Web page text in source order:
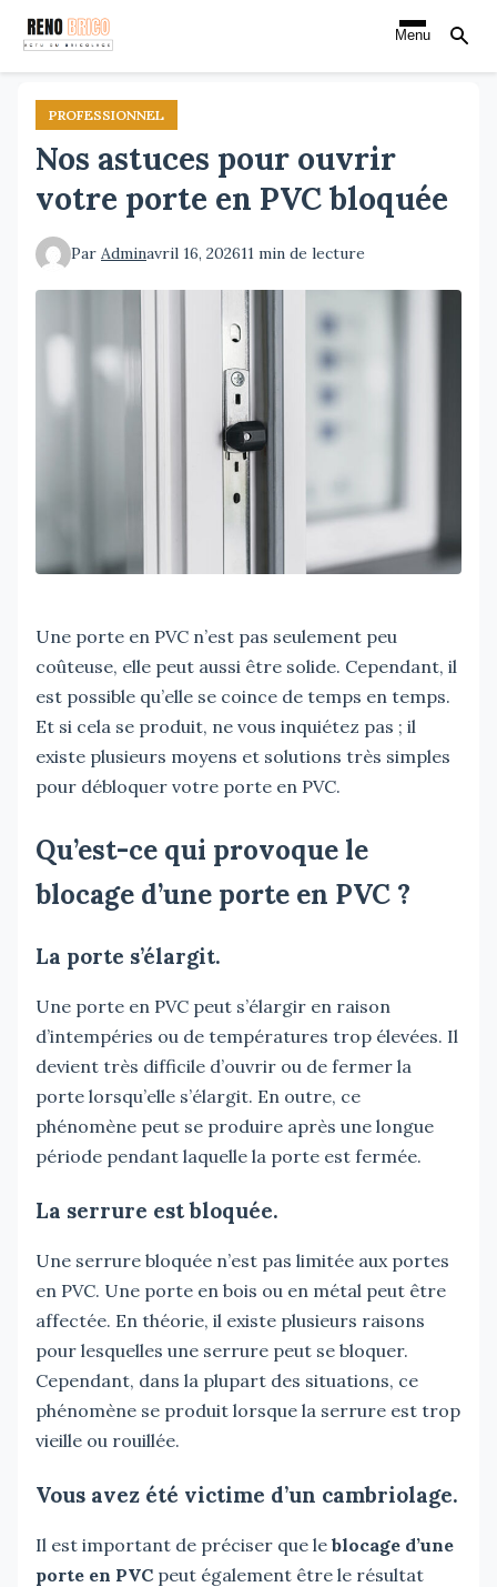
Aller
contenu
principal
Menu
PROFESSIONNEL
Nos astuces pour ouvrir
votre porte en PVC bloquée
Par Adminavril 16, 202611 min de lecture
Une porte en PVC n’est pas seulement peu
coûteuse, elle peut aussi être solide. Cependant, il
est possible qu’elle se coince de temps en temps.
Et si cela se produit, ne vous inquiétez pas ; il
existe plusieurs moyens et solutions très simples
pour débloquer votre porte en PVC.
Qu’est-ce qui provoque le
blocage d’une porte en PVC ?
La porte s’élargit.
Une porte en PVC peut s’élargir en raison
d’intempéries ou de températures trop élevées. Il
devient très difficile d’ouvrir ou de fermer la
porte lorsqu’elle s’élargit. En outre, ce
phénomène peut se produire après une longue
période pendant laquelle la porte est fermée.
La serrure est bloquée.
Une serrure bloquée n’est pas limitée aux portes
en PVC. Une porte en bois ou en métal peut être
affectée. En théorie, il existe plusieurs raisons
pour lesquelles une serrure peut se bloquer.
Cependant, dans la plupart des situations, ce
phénomène se produit lorsque la serrure est trop
vieille ou rouillée.
Vous avez été victime d’un cambriolage.
Il est important de préciser que le blocage d’une
porte en PVC peut également être le résultat